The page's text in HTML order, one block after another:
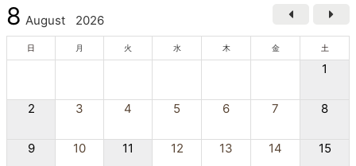
8 August 2026
日 月 火 水 木 金 土
1
2 3 4 5 6 7 8
9 10 11 12 13 14 15